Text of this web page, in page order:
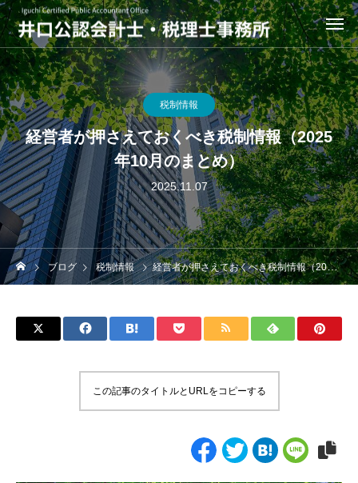
税制情報
経営者が押さえておくべき税制情報（2025
年10月のまとめ）
2025.11.07
ブログ 税制情報 経営者が押さえておくべき税制情報（2025年10月のまとめ）
この記事のタイトルとURLをコピーする